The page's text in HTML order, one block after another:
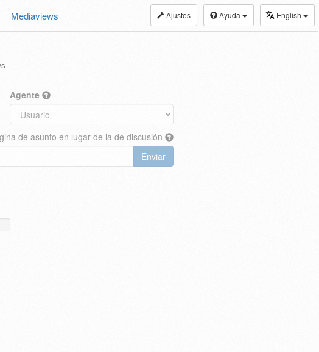
Ajustes Ayuda English
Mediaviews
Agente
de asunto en lugar de la de discusión
Enviar